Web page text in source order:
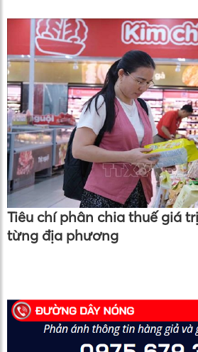
Tiêu chí phân chia thuế giá
từng địa phương